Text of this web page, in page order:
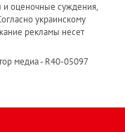
и оценочные суждения,
украинскому
рекламы несет
медиа - R40-05097